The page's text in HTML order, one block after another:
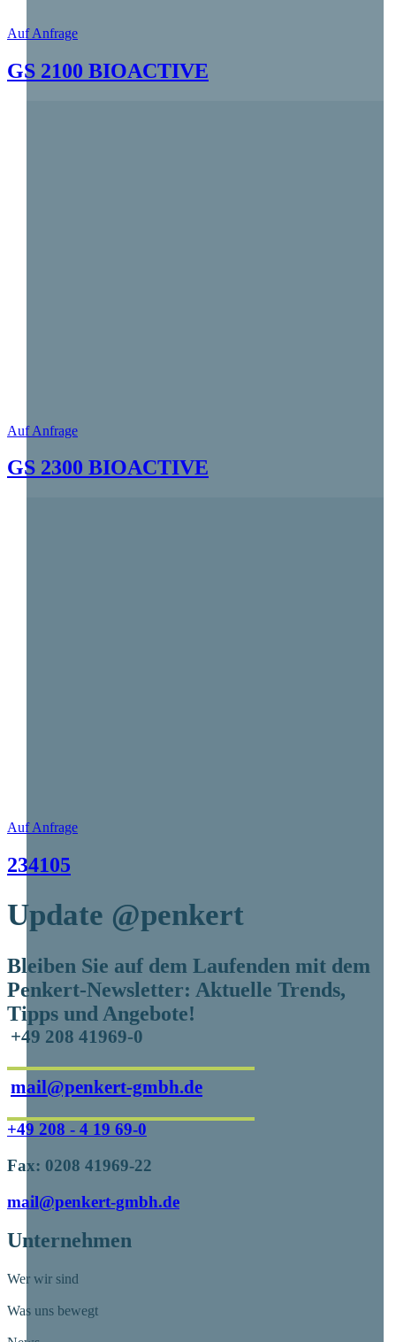
Auf Anfrage
GS 2100 BIOACTIVE
Auf Anfrage
GS 2300 BIOACTIVE
Auf Anfrage
234105
Update @penkert
Bleiben Sie auf dem Laufenden mit dem
Penkert-Newsletter: Aktuelle Trends,
Tipps und Angebote!
+49 208 41969-0
mail@penkert-gmbh.de
+49 208 - 4 19 69-0
Fax: 0208 41969-22
mail@penkert-gmbh.de
Unternehmen
Wer wir sind
Was uns bewegt